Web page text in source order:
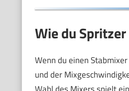
Wie du
Wenn du einen
und der